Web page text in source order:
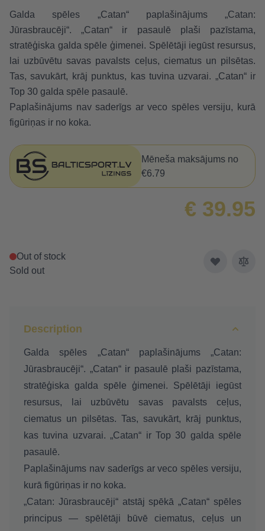
Galda spēles „Catan“ paplašinājums „Catan:
Jūrasbraucēji“. „Catan“ ir pasaulē plaši pazīstama,
stratēģiska galda spēle ģimenei. Spēlētāji iegūst resursus,
lai uzbūvētu savas pavalsts ceļus, ciematus un pilsētas.
Tas, savukārt, krāj punktus, kas tuvina uzvarai. „Catan“ ir
Top 30 galda spēle pasaulē.
Paplašinājums nav saderīgs ar veco spēles versiju, kurā
figūriņas ir no koka.
Mēneša maksājums no
€6.79
€ 39.95
Out of stock
Sold out
Description
Galda spēles „Catan“ paplašinājums „Catan:
Jūrasbraucēji“. „Catan“ ir pasaulē plaši pazīstama,
stratēģiska galda spēle ģimenei. Spēlētāji iegūst
resursus, lai uzbūvētu savas pavalsts ceļus,
ciematus un pilsētas. Tas, savukārt, krāj punktus,
kas tuvina uzvarai. „Catan“ ir Top 30 galda spēle
pasaulē.
Paplašinājums nav saderīgs ar veco spēles versiju,
kurā figūriņas ir no koka.
„Catan: Jūrasbraucēji“ atstāj spēkā „Catan“ spēles
principus — spēlētāji būvē ciematus, ceļus un